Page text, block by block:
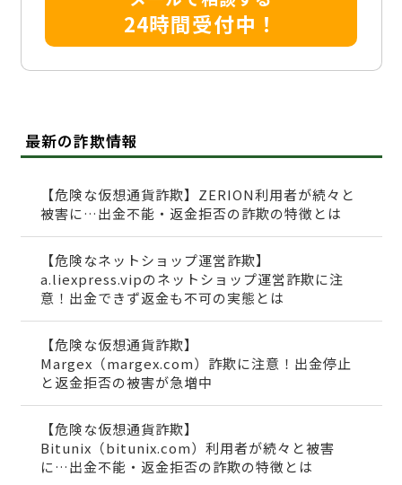
24時間受付中！
最新の詐欺情報
【危険な仮想通貨詐欺】ZERION利用者が続々と
被害に…出金不能・返金拒否の詐欺の特徴とは
【危険なネットショップ運営詐欺】
a.liexpress.vipのネットショップ運営詐欺に注
意！出金できず返金も不可の実態とは
【危険な仮想通貨詐欺】
Margex（margex.com）詐欺に注意！出金停止
と返金拒否の被害が急増中
【危険な仮想通貨詐欺】
Bitunix（bitunix.com）利用者が続々と被害
に…出金不能・返金拒否の詐欺の特徴とは